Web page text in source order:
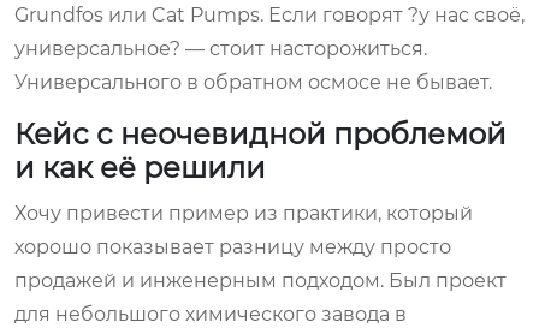
Grundfos или Cat Pumps. Если говорят ?у нас своё,
универсальное? — стоит насторожиться.
Универсального в обратном осмосе не бывает.
Кейс с неочевидной проблемой
и как её решили
Хочу привести пример из практики, который
хорошо показывает разницу между просто
продажей и инженерным подходом. Был проект
для небольшого химического завода в